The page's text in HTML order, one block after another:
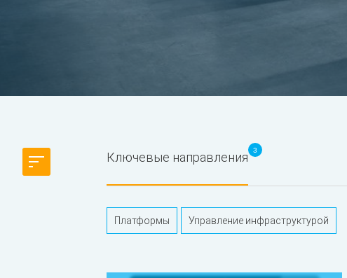
Ключевые направления 3
Платформы Управление инфраструктурой